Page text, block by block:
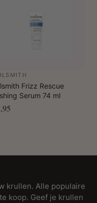
Frizz Rescue
Serum 74 ml
krullen. Alle populaire
koop. Geef je krullen